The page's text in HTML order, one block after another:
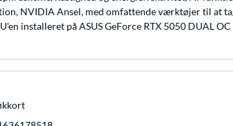
NVIDIA Ansel, med omfattende værktøjer til at
installeret på ASUS GeForce RTX 5050 DUAL